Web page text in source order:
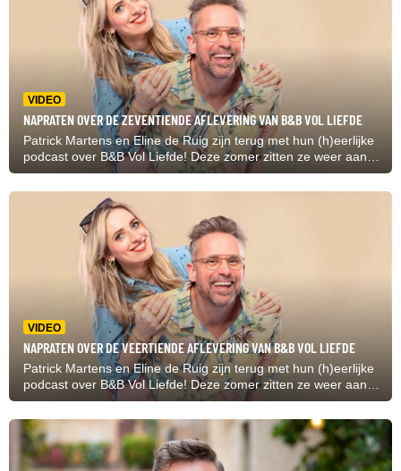
VIDEO
NAPRATEN OVER DE ZEVENTIENDE AFLEVERING VAN B&B VOL LIEFDE
Patrick Martens en Eline de Ruig zijn terug met hun (h)eerlijke
podcast over B&B Vol Liefde! Deze zomer zitten ze weer aan
de buis gekluisterd om geen seconde te missen van het
datingprogramma.
VIDEO
NAPRATEN OVER DE VEERTIENDE AFLEVERING VAN B&B VOL LIEFDE
Patrick Martens en Eline de Ruig zijn terug met hun (h)eerlijke
podcast over B&B Vol Liefde! Deze zomer zitten ze weer aan
de buis gekluisterd om geen seconde te missen van het
datingprogramma.